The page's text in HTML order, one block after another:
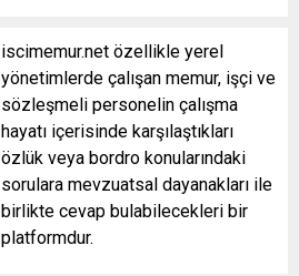
iscimemur.net özellikle yerel
yönetimlerde çalışan memur, işçi ve
sözleşmeli personelin çalışma
hayatı içerisinde karşılaştıkları
özlük veya bordro konularındaki
sorulara mevzuatsal dayanakları ile
birlikte cevap bulabilecekleri bir
platformdur.